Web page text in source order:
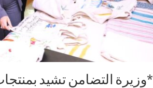
*وزيرة التضامن تشيد